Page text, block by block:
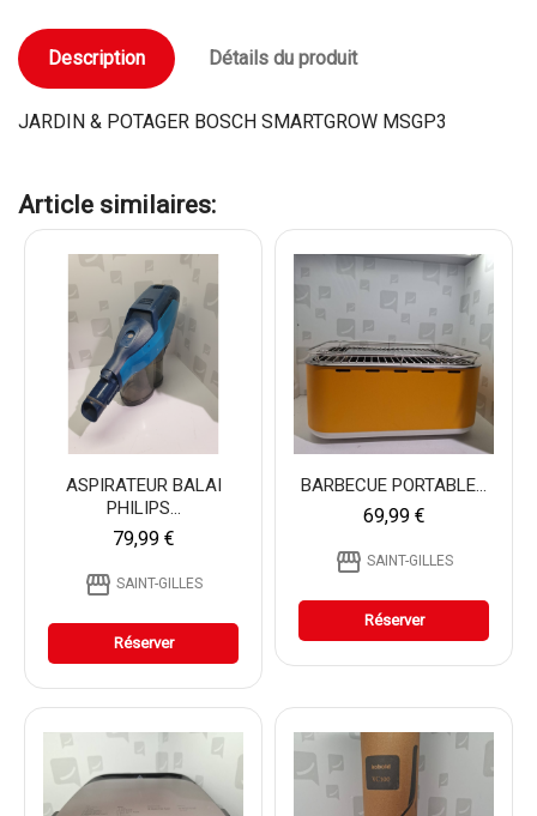
Description Détails du produit
JARDIN & POTAGER BOSCH SMARTGROW MSGP3
Article similaires:
ASPIRATEUR BALAI
PHILIPS...
79,99 €
storefront SAINT-GILLES
Réserver
BARBECUE PORTABLE...
69,99 €
storefront SAINT-GILLES
Réserver